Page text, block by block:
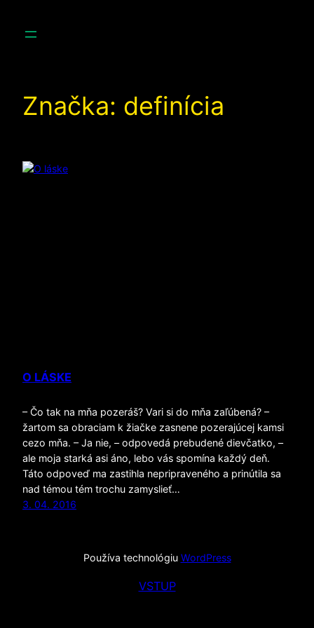
Značka: definícia
O LÁSKE
– Čo tak na mňa pozeráš? Vari si do mňa zaľúbená? –
žartom sa obraciam k žiačke zasnene pozerajúcej kamsi
cezo mňa. – Ja nie, – odpovedá prebudené dievčatko, –
ale moja starká asi áno, lebo vás spomína každý deň.
Táto odpoveď ma zastihla nepripraveného a prinútila sa
nad témou tém trochu zamyslieť…
3. 04. 2016
Používa technológiu WordPress
VSTUP